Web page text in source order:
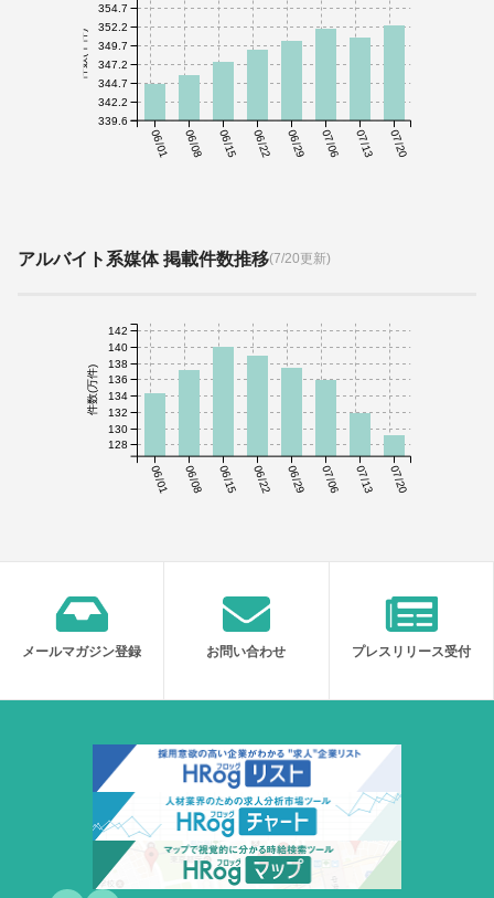
06/01 06/08 06/15 06/22 06/29 07/06 07/13 07/20
件数(千件)
339.6
342.2
344.7
347.2
349.7
352.2
354.7
アルバイト系媒体 掲載件数推移(7/20更新)
06/01 06/08 06/15 06/22 06/29 07/06 07/13 07/20
件数(万件)
128
130
132
134
136
138
140
142
メールマガジン登録 お問い合わせ プレスリリース受付